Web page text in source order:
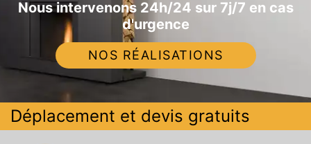
Nous intervenons 24h/24 sur 7j/7 en cas
d'urgence
NOS RÉALISATIONS
Déplacement et devis gratuits